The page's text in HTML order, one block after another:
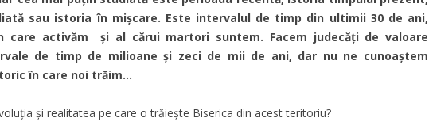
sau istoria în mișcare. Este intervalul de timp din ultimii 30 de ani,
care activăm și al cărui martori suntem. Facem judecăți de valoare
de timp de milioane și zeci de mii de ani, dar nu ne cunoaștem
în care noi trăim…
și realitatea pe care o trăiește Biserica din acest teritoriu?